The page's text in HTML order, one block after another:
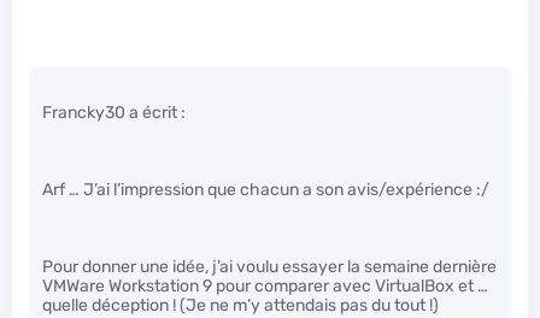
Francky30 a écrit :
Arf … J’ai l’impression que chacun a son avis/expérience :/
Pour donner une idée, j’ai voulu essayer la semaine dernière
VMWare Workstation 9 pour comparer avec VirtualBox et …
quelle déception ! (Je ne m’y attendais pas du tout !)